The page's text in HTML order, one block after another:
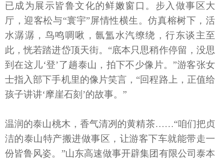
已成为展示皆鲁文化的鲜嫩窗口。步入做事区大
厅，迎客松与“寰宇”屏情性横生。仿真榕树下，活
水潺潺，鸟鸣啁啾，氤氲水汽缭绕，行东谈主至
此，恍若踏进岱顶天街。“底本只思稍作停留，没思
到在这儿‘登’了趟泰山，拍下不少像片。”游客张女
士指入部下手机里的像片笑言，“回程路上，正值给
孩子讲讲‘摩崖石刻’的故事。”
温润的泰山桃木，香气清冽的黄精茶……“咱们把贞
洁的泰山特产搬进做事区，让游客下车就能带走一
份皆鲁风姿。”山东高速做事开辟集团有限公司泰本